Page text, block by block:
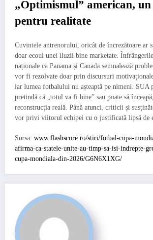
„Optimismul” american,
pentru realitate
Cuvintele antrenorului, oricât de încrezătoare ar
doar ecoul unei iluzii bine marketate.
naționale ca Panama și Canada semnalează
vor fi rezolvate doar prin discursuri
iar lumea fotbalului nu așteaptă pe nimeni. SUA
pretindă că „totul va fi bine” sau poate să
reconstrucția reală. Până atunci, criticii și
vor privi viitorul echipei cu o justificată lipsă de
Sursa: www.flashscore.ro/stiri/fotbal-cupa-
afirma-ca-statele-unite-au-timp-sa-isi-indrepte-
cupa-mondiala-din-2026/G6N6X1XG/